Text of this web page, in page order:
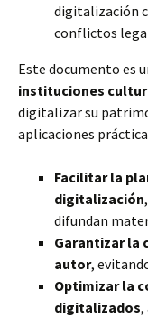
digitalización
conflictos
Este documento es
instituciones
digitalizar su
aplicaciones
Facilitar la
digitalización
difundan
Garantizar la
autor,
Optimizar la
digitalizados,